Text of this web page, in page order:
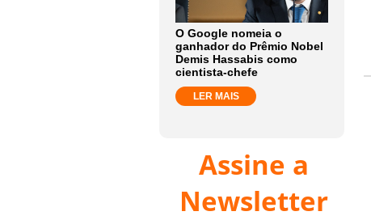
O Google nomeia o
ganhador do Prêmio Nobel
Demis Hassabis como
cientista-chefe
LER MAIS
Assine a
Newsletter